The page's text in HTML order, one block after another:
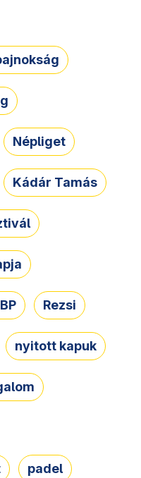
Népliget
Kádár Tamás
Rezsi
nyitott kapuk
padel